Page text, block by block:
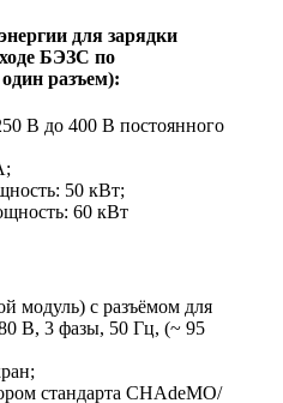
для зарядки
БЭЗС по
разъем):
В до 400 В постоянного
50 кВт;
60 кВт
модуль) с разъёмом для
В, 3 фазы, 50 Гц, (~ 95
стандартa CHAdeMO/